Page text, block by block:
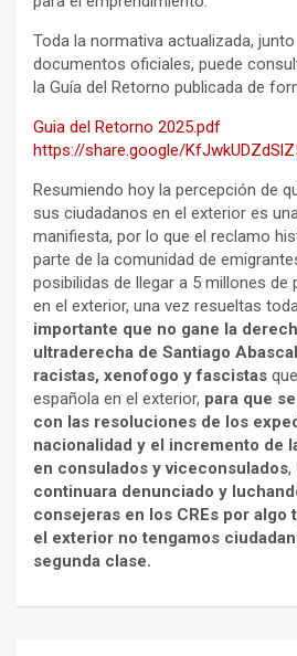
Toda la normativa actualizada,
documentos oficiales, puede
la Guía del Retorno publicada de
Guia del Retorno 2025.pdf
https://share.google/
Resumiendo hoy la percepción de
sus ciudadanos en el exterior es
manifiesta, por lo que el reclamo
parte de la comunidad de
posibilidas de llegar a 5 millones de
en el exterior, una vez resueltas
importante que no gane la
ultraderecha de Santiago
racistas, xenofogo y fascistas
española en el exterior, para que
con las resoluciones de los
nacionalidad y el incremento de
en consulados y viceconsulados,
continuara denunciado y
consejeras en los CREs por algo
el exterior no tengamos
segunda clase.